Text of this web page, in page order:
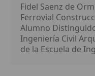
Fidel Saenz de
Ferrovial
Alumno
Ingeniería Civil
de la Escuela de